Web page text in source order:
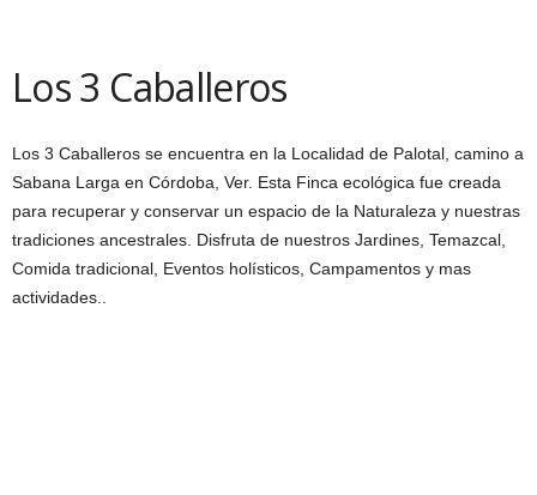
Los 3 Caballeros
Los 3 Caballeros se encuentra en la Localidad de Palotal, camino a
Sabana Larga en Córdoba, Ver. Esta Finca ecológica fue creada
para recuperar y conservar un espacio de la Naturaleza y nuestras
tradiciones ancestrales. Disfruta de nuestros Jardines, Temazcal,
Comida tradicional, Eventos holísticos, Campamentos y mas
actividades..